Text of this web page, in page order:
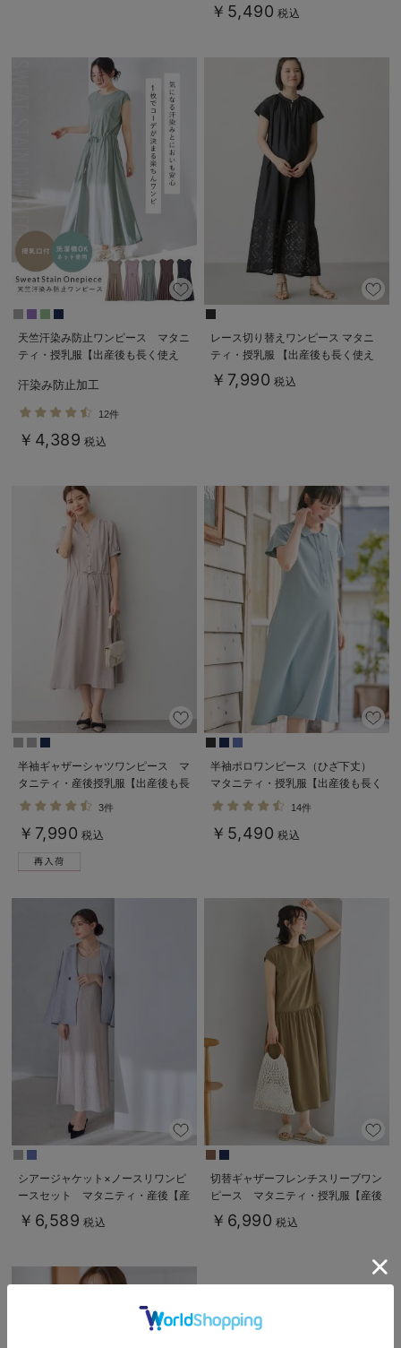
￥5,490 税込
天竺汗染み防止ワンピース マタニ
ティ・授乳服【出産後も長く使え
汗染み防止加工
12件
￥4,389 税込
レース切り替えワンピース マタニ
ティ・授乳服 【出産後も長く使え
る】
￥7,990 税込
半袖ギャザーシャツワンピース マ
タニティ・産後授乳服【出産後も長
く使える】
3件
￥7,990 税込
半袖ポロワンピース（ひざ下丈）
マタニティ・授乳服【出産後も長く
使える】
14件
￥5,490 税込
シアージャケット×ノースリワンピ
ースセット マタニティ・産後【産
後も長く着れる】
Rosemadame（ローズマダム）
￥6,589 税込
切替ギャザーフレンチスリーブワン
ピース マタニティ・授乳服【産後
も長く着られる】
￥6,990 税込